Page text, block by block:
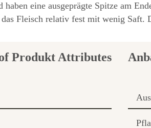
eine ausgeprägte Spitze am
Fleisch relativ fest mit wenig